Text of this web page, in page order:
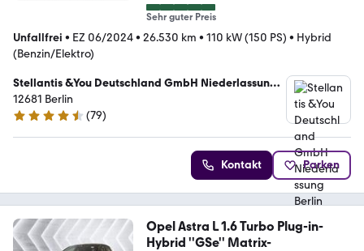
Sehr guter Preis
Unfallfrei • EZ 06/2024• 26.530 km • 110 kW (150 PS) • Hybrid
(Benzin/Elektro)
Stellantis &You Deutschland GmbH Niederlassung
Berlin Marzahn
12681 Berlin
4.6 Sterne
(79)
Kontakt Parken
Opel Astra L 1.6 Turbo Plug-in-
Hybrid ''GSe'' Matrix-